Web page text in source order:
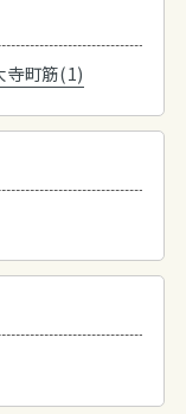
寺町筋(1)